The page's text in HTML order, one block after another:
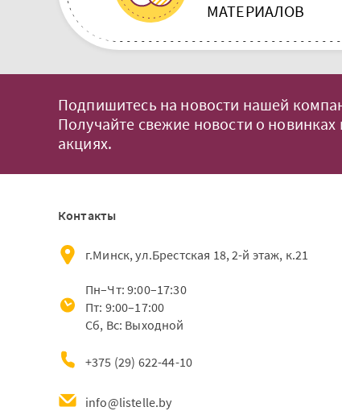
МАТЕРИАЛОВ
Подпишитесь на новости нашей
Получайте свежие новости о новинках
акциях.
Контакты
г.Минск, ул.Брестская 18, 2-й этаж, к.21
Пн–Чт: 9:00–17:30
Пт: 9:00–17:00
Сб, Вс: Выходной
+375 (29) 622-44-10
info@listelle.by